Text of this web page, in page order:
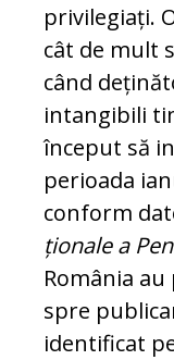
privilegiați.
cât de mult
când
intangibili
început să
perioada
conform
ționale a
Ro­mânia
spre
identificat